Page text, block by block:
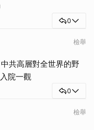
0
檢舉
共高層對全世界的野
院一觀
0
檢舉